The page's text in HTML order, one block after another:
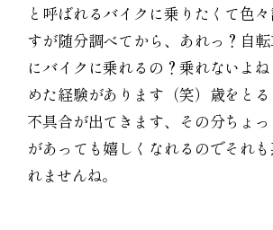
と呼ばれるバイクに乗りたくて色
すが随分調べてから、あれっ？自
にバイクに乗れるの？乗れないよ
めた経験があります（笑）歳をと
不具合が出てきます、その分ちょ
があっても嬉しくなれるのでそれ
れませんね。